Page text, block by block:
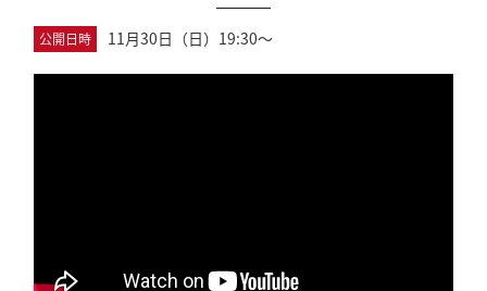
公開日時 11月30日（日）19:30～